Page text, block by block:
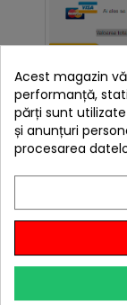
Acest magazin
performanță,
părți sunt
și anunțuri
procesarea